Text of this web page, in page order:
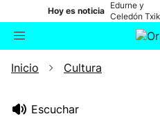
Hoy es noticia
Edurne y
Celedón
en directo
Buscador
Inicio Cultura
Escuchar